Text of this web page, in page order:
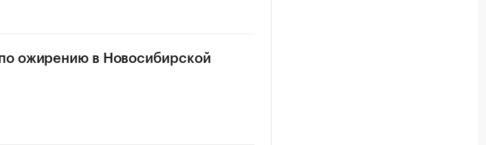
ожирению в Новосибирской